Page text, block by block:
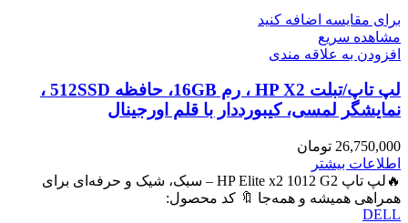
برای مقایسه اضافه کنید
مشاهده سریع
افزودن به علاقه مندی
لپ تاپ/تبلت HP X2 ، رم 16GB، حافظه 512SSD ،
نمایشگر لمسی، کیبورددار با قلم اورجینال
26,750,000 تومان
اطلاعات بیشتر
🔥لپ تاپ HP Elite x2 1012 G2 – سبک، شیک و حرفه‌ای برای
همراهی همیشه و همه‌جا 🔖 کد محصول:
DELL